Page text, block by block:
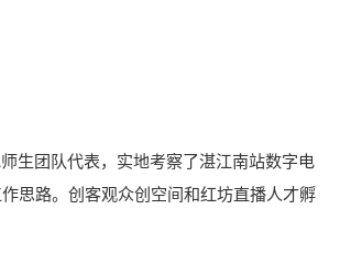
生团队代表，实地考察了湛江南站数字电
思路。创客观众创空间和红坊直播人才孵